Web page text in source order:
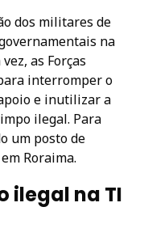
dos militares de
na
as Forças
interromper o
e inutilizar a
ilegal. Para
um posto de
Roraima.
ilegal na TI